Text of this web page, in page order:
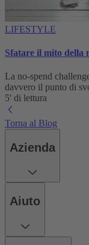
LIFESTYLE
Sfatare il mito della
La no-spend
davvero il punto di
5' di lettura
Torna al Blog
Azienda
Aiuto